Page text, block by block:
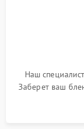
Наш
Заберет ваш